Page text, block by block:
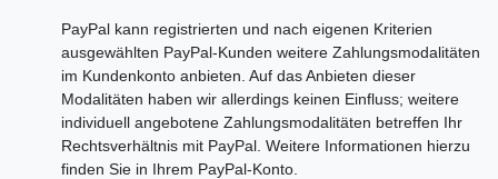
PayPal kann registrierten und nach eigenen Kriterien
ausgewählten PayPal-Kunden weitere Zahlungsmodalitäten
im Kundenkonto anbieten. Auf das Anbieten dieser
Modalitäten haben wir allerdings keinen Einfluss; weitere
individuell angebotene Zahlungsmodalitäten betreffen Ihr
Rechtsverhältnis mit PayPal. Weitere Informationen hierzu
finden Sie in Ihrem PayPal-Konto.